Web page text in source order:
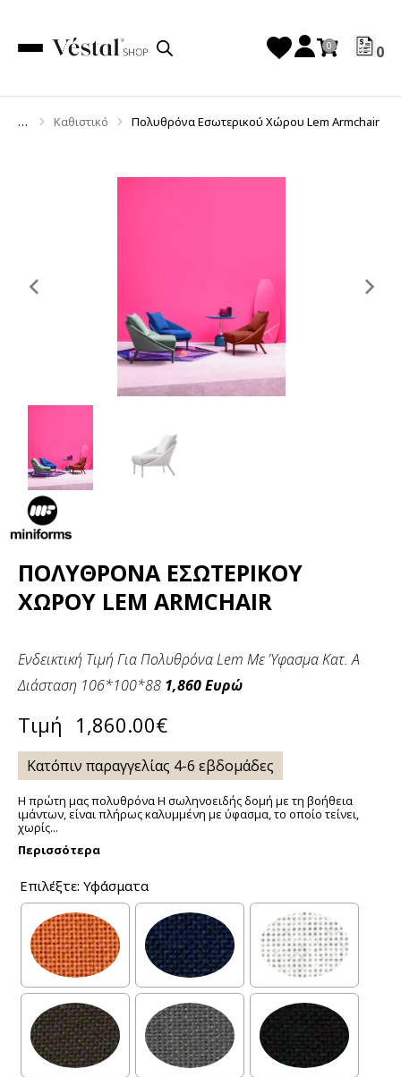
0
You are here:
Καθιστικό Πολυθρόνα Εσωτερικού Χώρου Lem Armchair
Previous
ΠΟΛΥΘΡΌΝΑ ΕΣΩΤΕΡΙΚΟΎ
ΧΏΡΟΥ LEM ARMCHAIR
Ενδεικτική Τιμή Για Πολυθρόνα Lem Με Ύφασμα Κατ. Α
Διάσταση 106*100*88 1,860Ευρώ
Τιμή 1,860.00€
Κατόπιν παραγγελίας 4-6 εβδομάδες
Η πρώτη μας πολυθρόνα Η σωληνοειδής δομή με τη βοήθεια
ιμάντων, είναι πλήρως καλυμμένη με ύφασμα, το οποίο τείνει,
χωρίς...
Περισσότερα
Επιλέξτε: Υφάσματα